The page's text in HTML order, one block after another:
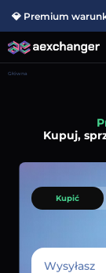
💎 Premium
Główna
Kupuj,
Kupić
Wysyłasz